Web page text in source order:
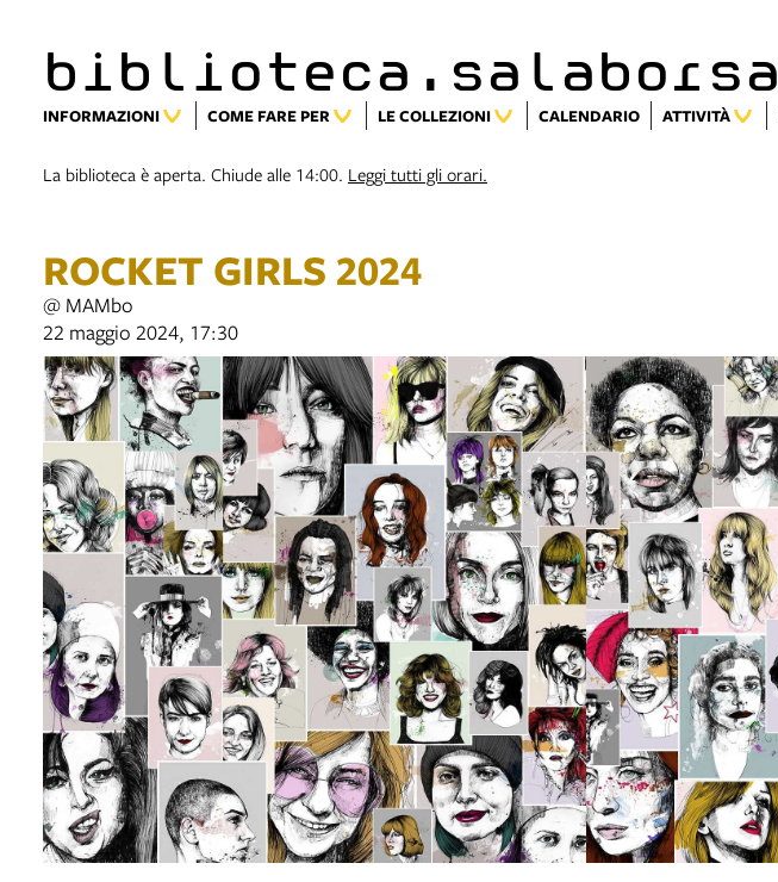
biblioteca.salaborsa
INFORMAZIONI COME FARE PER LE COLLEZIONI CALENDARIO ATTIVITÀ
La biblioteca è aperta. Chiude alle 14:00. Leggi tutti gli orari.
ROCKET GIRLS 2024
@ MAMbo
22 maggio 2024, 17:30